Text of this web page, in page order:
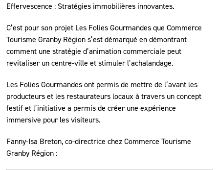
Effervescence : Stratégies immobilières innovantes.
C’est pour son projet Les Folies Gourmandes que Commerce
Tourisme Granby Région s’est démarqué en démontrant
comment une stratégie d’animation commerciale peut
revitaliser un centre-ville et stimuler l’achalandage.
Les Folies Gourmandes ont permis de mettre de l’avant les
producteurs et les restaurateurs locaux à travers un concept
festif et l’initiative a permis de créer une expérience
immersive pour les visiteurs.
Fanny-Isa Breton, co-directrice chez Commerce Tourisme
Granby Région :